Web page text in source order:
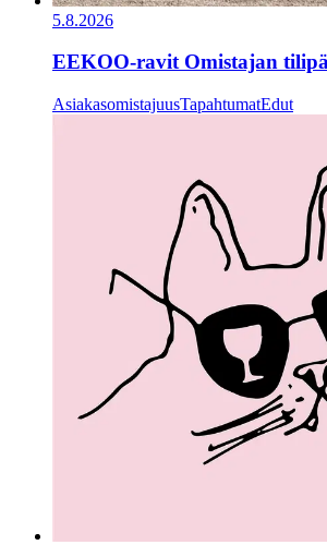
5.8.2026
EEKOO-ravit Omistajan
AsiakasomistajuusTapahtumatEdut